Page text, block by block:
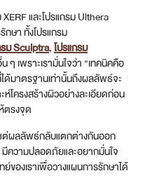
และโปรแกรม Ulthera
กษา ทั้งโปรแกรม
ม Sculptra,โปรแกรม
ๆ เพราะเรามั่นใจว่า “เทคนิคคือ
ด้มาตรฐานเท่านั้นถึงผลลัพธ์จะ
โครงสร้างผิวอย่างละเอียดก่อน
ตรงจุด
ต่ผลลัพธ์กลับแตกต่างกันออก
ความปลอดภัยและอยากมั่นใจ
องเราเพื่อวางแผนการรักษาได้